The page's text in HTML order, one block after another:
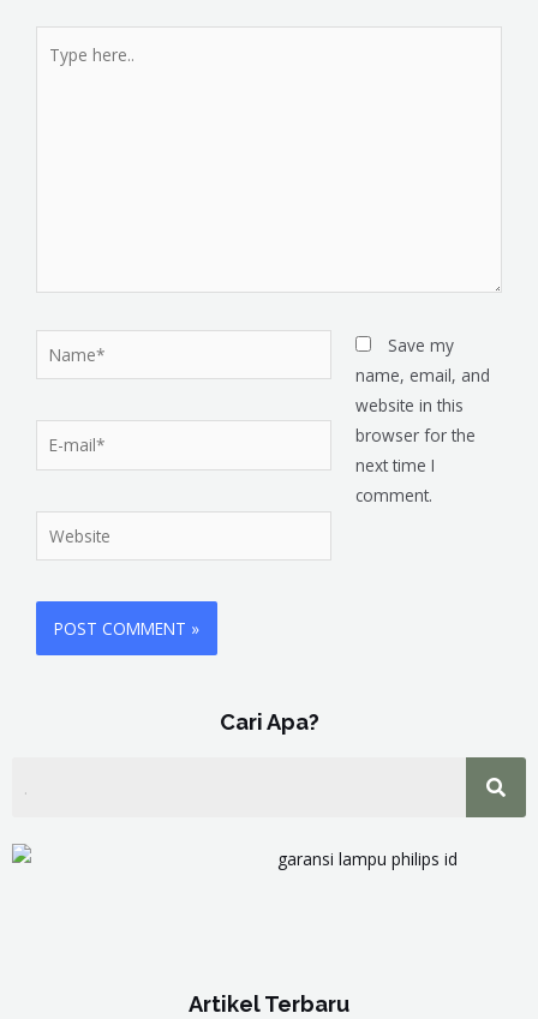
Save my
name, email, and
website in this
browser for the
next time I
comment.
Cari Apa?
Artikel Terbaru